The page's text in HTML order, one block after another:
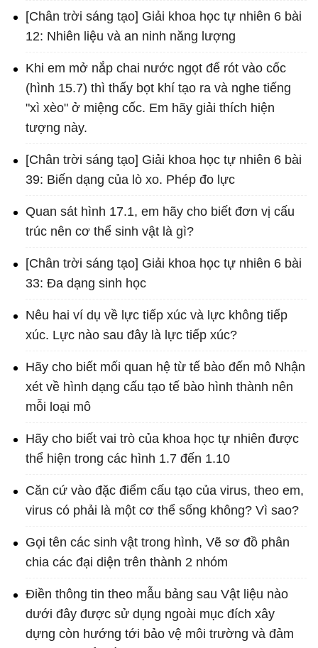
[Chân trời sáng tạo] Giải khoa học tự nhiên 6 bài
12: Nhiên liệu và an ninh năng lượng
Khi em mở nắp chai nước ngọt để rót vào cốc
(hình 15.7) thì thấy bọt khí tạo ra và nghe tiếng
"xì xèo" ở miệng cốc. Em hãy giải thích hiện
tượng này.
[Chân trời sáng tạo] Giải khoa học tự nhiên 6 bài
39: Biến dạng của lò xo. Phép đo lực
Quan sát hình 17.1, em hãy cho biết đơn vị cấu
trúc nên cơ thể sinh vật là gì?
[Chân trời sáng tạo] Giải khoa học tự nhiên 6 bài
33: Đa dạng sinh học
Nêu hai ví dụ về lực tiếp xúc và lực không tiếp
xúc. Lực nào sau đây là lực tiếp xúc?
Hãy cho biết mối quan hệ từ tế bào đến mô Nhận
xét về hình dạng cấu tạo tế bào hình thành nên
mỗi loại mô
Hãy cho biết vai trò của khoa học tự nhiên được
thể hiện trong các hình 1.7 đến 1.10
Căn cứ vào đặc điểm cấu tạo của virus, theo em,
virus có phải là một cơ thể sống không? Vì sao?
Gọi tên các sinh vật trong hình, Vẽ sơ đồ phân
chia các đại diện trên thành 2 nhóm
Điền thông tin theo mẫu bảng sau Vật liệu nào
dưới đây được sử dụng ngoài mục đích xây
dựng còn hướng tới bảo vệ môi trường và đảm